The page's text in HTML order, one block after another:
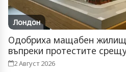
Лондон
Одобриха мащабен
въпреки протестите
2 Август 2026